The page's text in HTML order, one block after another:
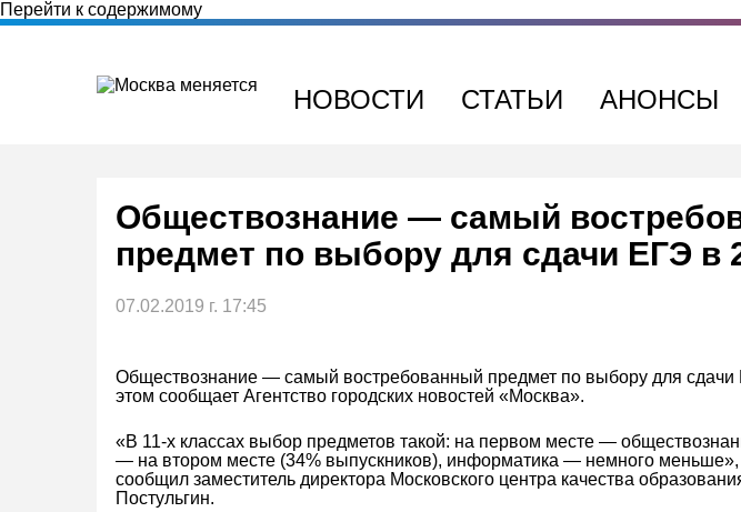
Перейти к содержимому
НОВОСТИ СТАТЬИ АНОНСЫ
Обществознание — самый
предмет по выбору для сдачи ЕГЭ в
07.02.2019 г. 17:45
Обществознание — самый востребованный предмет по выбору для сдачи
этом сообщает Агентство городских новостей «Москва».
«В 11-х классах выбор предметов такой: на первом месте —
— на втором месте (34% выпускников), информатика — немного
сообщил заместитель директора Московского центра качества
Постульгин.